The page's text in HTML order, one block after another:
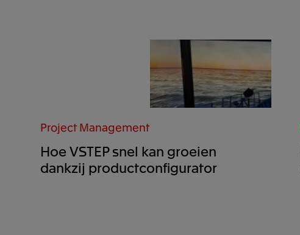
Project Management
Hoe VSTEP snel kan groeien
dankzij productconfigurator